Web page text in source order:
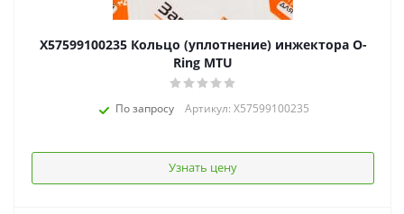
X57599100235 Кольцо (уплотнение) инжектора O-
Ring MTU
По запросу Артикул: X57599100235
Узнать цену